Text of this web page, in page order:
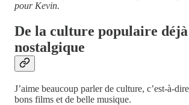
pour Kevin.
De la culture populaire
nostalgique
J’aime beaucoup parler de culture, c’est-à-
bons films et de belle musique.